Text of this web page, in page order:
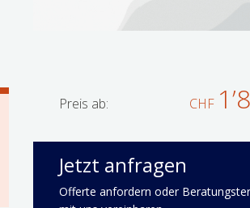
Preis ab: CHF
Jetzt anfragen
Offerte anfordern oder